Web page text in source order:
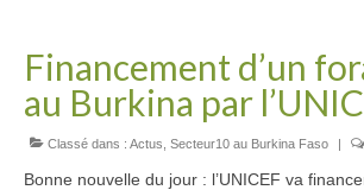
A propos de secteur10
Les bénévoles
NOS PROJETS
Financement d’un
au Burkina par
Classé dans : Actus Secteur10 au Burkina Faso |
Bonne nouvelle du jour : l’UNICEF va